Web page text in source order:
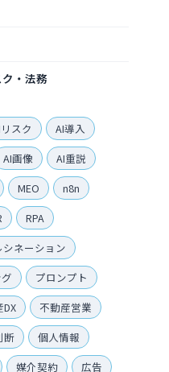
・法務
スク
AI導入
AI画像
AI重説
MEO
n8n
RPA
シネーション
プロンプト
DX
不動産営業
断
個人情報
媒介契約
広告